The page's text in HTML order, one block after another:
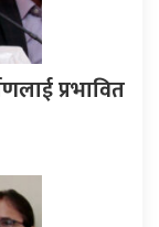
प्रभावित